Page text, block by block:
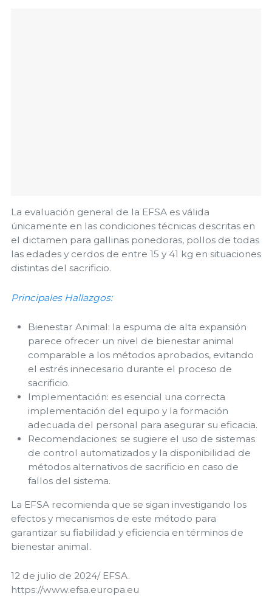
La evaluación general de la EFSA es válida
únicamente en las condiciones técnicas descritas en
el dictamen para gallinas ponedoras, pollos de todas
las edades y cerdos de entre 15 y 41 kg en situaciones
distintas del sacrificio.
Principales Hallazgos:
Bienestar Animal: la espuma de alta expansión
parece ofrecer un nivel de bienestar animal
comparable a los métodos aprobados, evitando
el estrés innecesario durante el proceso de
sacrificio.
Implementación: es esencial una correcta
implementación del equipo y la formación
adecuada del personal para asegurar su eficacia.
Recomendaciones: se sugiere el uso de sistemas
de control automatizados y la disponibilidad de
métodos alternativos de sacrificio en caso de
fallos del sistema.
La EFSA recomienda que se sigan investigando los
efectos y mecanismos de este método para
garantizar su fiabilidad y eficiencia en términos de
bienestar animal.
12 de julio de 2024/ EFSA.
https://www.efsa.europa.eu